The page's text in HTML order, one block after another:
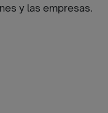
y las empresas.